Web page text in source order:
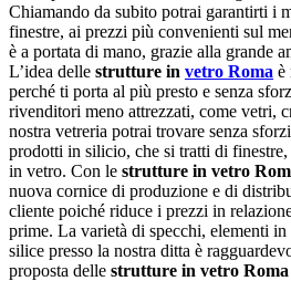
Chiamando da subito potrai garantirti i
finestre, ai prezzi più convenienti sul
è a portata di mano, grazie alla grande
L’idea delle strutture in vetro Roma è
perché ti porta al più presto e senza
rivenditori meno attrezzati, come vetri,
nostra vetreria potrai trovare senza
prodotti in silicio, che si tratti di
in vetro. Con le strutture in vetro
nuova cornice di produzione e di
cliente poiché riduce i prezzi in
prime. La varietà di specchi, elementi
silice presso la nostra ditta è
proposta delle strutture in vetro Roma